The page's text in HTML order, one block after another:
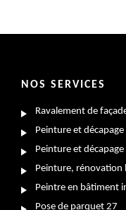
NOS SERVICES
Ravalement de
Peinture et
Peinture et
Peinture, rénovation
Peintre en bâtiment
Pose de parquet 27